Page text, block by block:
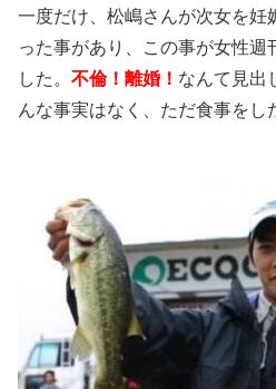
一度だけ、松嶋さんが次女を妊
った事があり、この事が女性週
した。 不倫！離婚！ なんて見出
んな事実はなく、ただ食事をし